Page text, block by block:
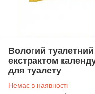
Вологий
екстрактом
для туалету
Немає в наявності